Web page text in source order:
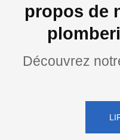
propos de
Découvrez